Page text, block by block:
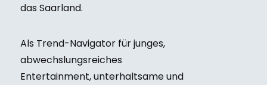
das Saarland.
Als Trend-Navigator für junges,
abwechslungsreiches
Entertainment, unterhaltsame und